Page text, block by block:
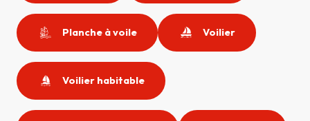
Planche à voile Voilier
Voilier habitable